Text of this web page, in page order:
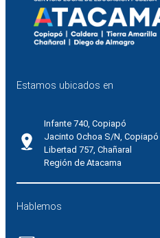
Estamos ubicados en
Infante 740, Copiapó
Jacinto Ochoa S/N, Copiapó
Libertad 757, Chañaral
Región de Atacama
Hablemos